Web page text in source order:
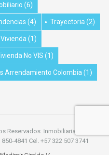
(6)
(4) Trayectoria (2)
(1)
No VIS (1)
Arrendamiento Colombia (1)
Reservados. Inmobiliaria Chinchiná
4841 Cel. +57 322 507 3741